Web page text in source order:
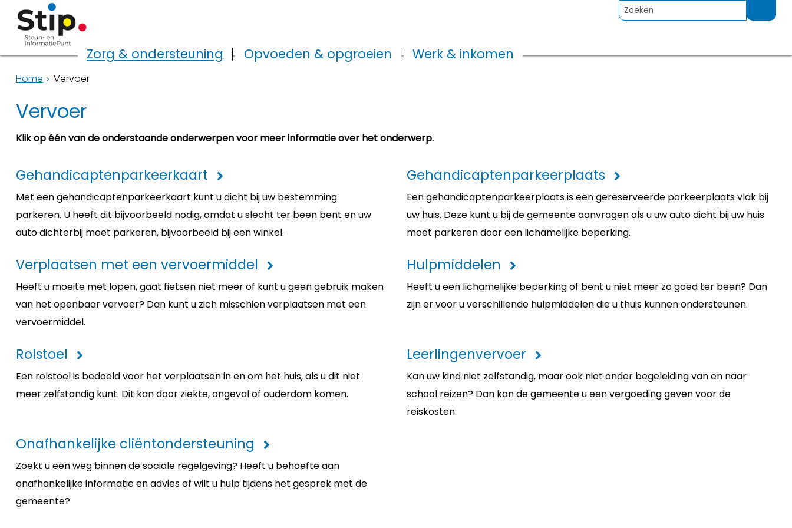
Zorg & ondersteuning Opvoeden & opgroeien Werk & inkomen
Home Vervoer
Vervoer
Klik op één van de onderstaande onderwerpen voor meer informatie over het onderwerp.
Gehandicaptenparkeerkaart
Met een gehandicaptenparkeerkaart kunt u dicht bij uw bestemming
parkeren. U heeft dit bijvoorbeeld nodig, omdat u slecht ter been bent en uw
auto dichterbij moet parkeren, bijvoorbeeld bij een winkel.
Gehandicaptenparkeerplaats
Een gehandicaptenparkeerplaats is een gereserveerde parkeerplaats vlak bij
uw huis. Deze kunt u bij de gemeente aanvragen als u uw auto dicht bij uw huis
moet parkeren door een lichamelijke beperking.
Verplaatsen met een vervoermiddel
Heeft u moeite met lopen, gaat fietsen niet meer of kunt u geen gebruik maken
van het openbaar vervoer? Dan kunt u zich misschien verplaatsen met een
vervoermiddel.
Hulpmiddelen
Heeft u een lichamelijke beperking of bent u niet meer zo goed ter been? Dan
zijn er voor u verschillende hulpmiddelen die u thuis kunnen ondersteunen.
Rolstoel
Een rolstoel is bedoeld voor het verplaatsen in en om het huis, als u dit niet
meer zelfstandig kunt. Dit kan door ziekte, ongeval of ouderdom komen.
Leerlingenvervoer
Kan uw kind niet zelfstandig, maar ook niet onder begeleiding van en naar
school reizen? Dan kan de gemeente u een vergoeding geven voor de
reiskosten.
Onafhankelijke cliëntondersteuning
Zoekt u een weg binnen de sociale regelgeving? Heeft u behoefte aan
onafhankelijke informatie en advies of wilt u hulp tijdens het gesprek met de
gemeente?